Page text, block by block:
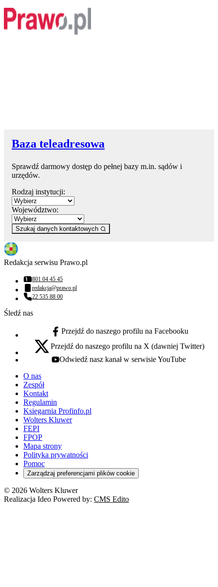
Baza teleadresowa
Sprawdź darmowy dostęp do pełnej bazy m.in. sądów i
urzędów.
Rodzaj instytucji:
Województwo:
Szukaj danych kontaktowych
Redakcja serwisu Prawo.pl
Numer telefonu:
801 04 45 45
Adres email:
redakcja@prawo.pl
Numer telefonu:
22 535 88 00
Śledź nas
facebook - otwiera się w nowej karcie
Przejdź do naszego profilu na Facebooku
x - otwiera się w nowej karcie
Przejdź do naszego profilu na X (dawniej Twitter)
youtube - otwiera się w nowej karcie
Odwiedź nasz kanał w serwisie YouTube
O nas
Zespół
Kontakt
Regulamin
Księgarnia Profinfo.pl
Wolters Kluwer
FEPI
FPOP
Mapa strony
Polityka prywatności
Pomoc
Zarządzaj preferencjami plików cookie
© 2026 Wolters Kluwer
Realizacja Ideo Powered by: CMS Edito